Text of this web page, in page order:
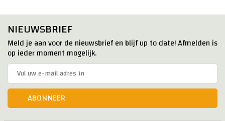
NIEUWSBRIEF
Meld je aan voor de nieuwsbrief en blijf up to date! Afmelden is
op ieder moment mogelijk.
ABONNEER